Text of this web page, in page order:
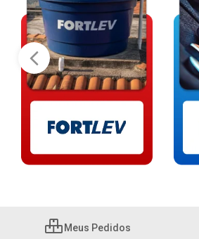
Meus Pedidos